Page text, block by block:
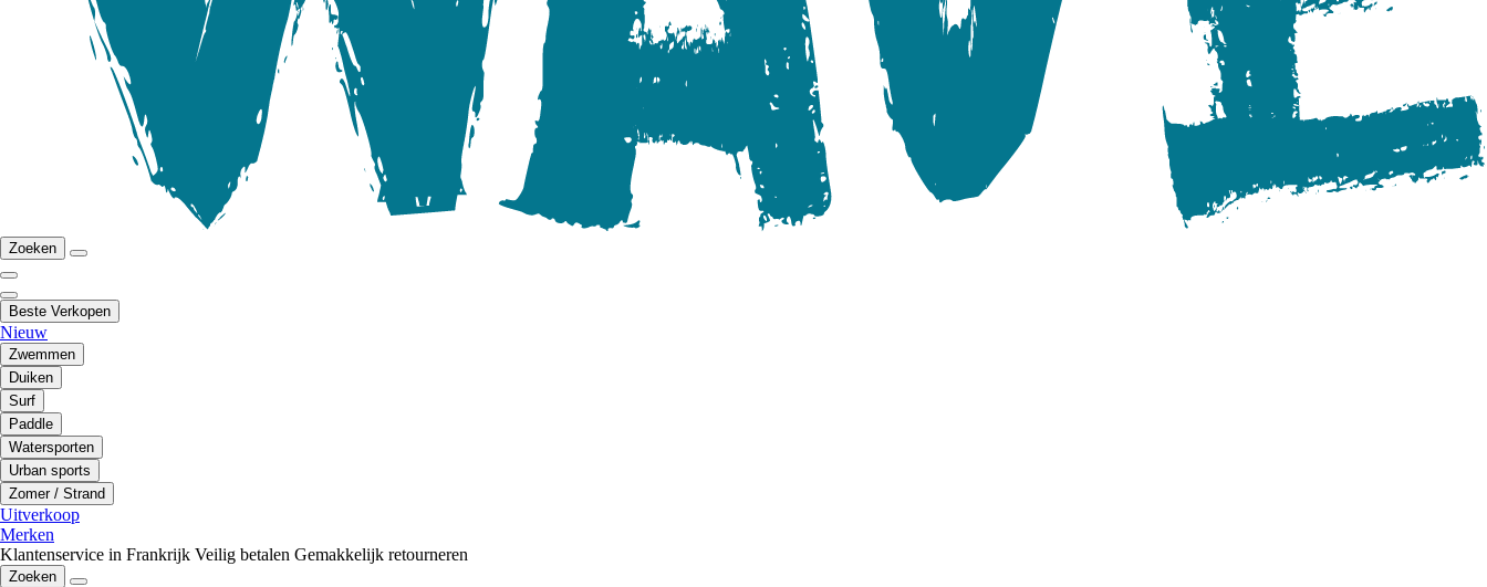
Zoeken
Beste Verkopen
Nieuw
Zwemmen
Duiken
Surf
Paddle
Watersporten
Urban sports
Zomer / Strand
Uitverkoop
Merken
Klantenservice in Frankrijk Veilig betalen Gemakkelijk retourneren
Zoeken